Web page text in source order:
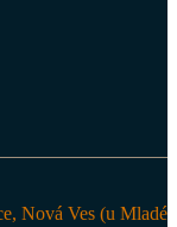
Nová Ves (u Mladé